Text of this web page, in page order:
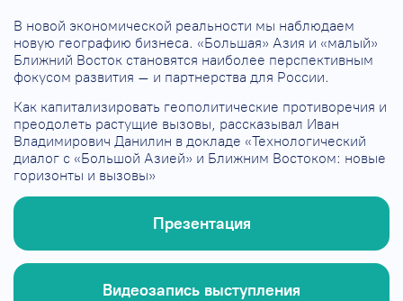
В новой экономической реальности мы наблюдаем
новую географию бизнеса. «Большая» Азия и «малый»
Ближний Восток становятся наиболее перспективным
фокусом развития – и партнерства для России.
Как капитализировать геополитические противоречия и
преодолеть растущие вызовы, рассказывал Иван
Владимирович Данилин в докладе «Технологический
диалог с «Большой Азией» и Ближним Востоком: новые
горизонты и вызовы»
Презентация
Видеозапись выступления